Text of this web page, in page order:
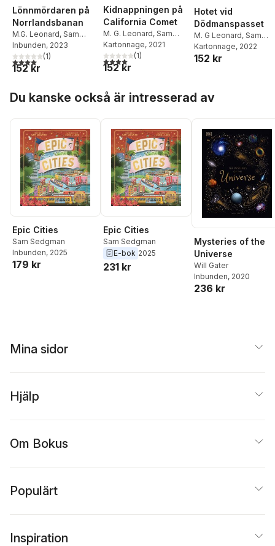
Lönnmördaren på
Norrlandsbanan
M.G. Leonard, Sam
Sedgman
Inbunden, 2023
4,0utav 5 stjärnor. Totalt antal röster:
(1)
152 kr
Kidnappningen på
California Comet
M. G. Leonard, Sam
Sedgman
Kartonnage, 2021
4,0utav 5 stjärnor. Totalt antal röster:
(1)
152 kr
Hotet vid
Dödmanspasset
M. G Leonard, Sam
Sedgman
Kartonnage, 2022
152 kr
Du kanske också är intresserad av
Epic Cities
Sam Sedgman
Inbunden, 2025
179 kr
Epic Cities
Sam Sedgman
E-bok 2025
231 kr
Mysteries of the
Universe
Will Gater
Inbunden, 2020
236 kr
Mina sidor
Hjälp
Om Bokus
Populärt
Inspiration